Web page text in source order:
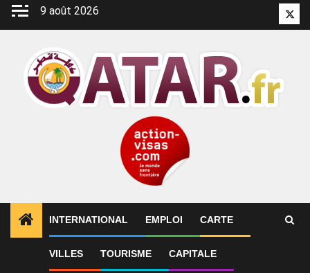
Aller
9 août 2026
INTERNATIONAL EMPLOI CARTE
VILLES TOURISME CAPITALE
ALERTES INFO 1 Voyage au Qatar : ce qu’il faut